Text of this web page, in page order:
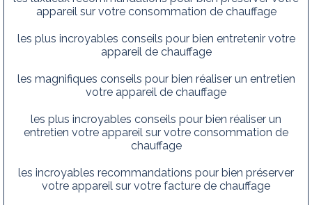
appareil sur votre consommation de chauffage
les plus incroyables conseils pour bien entretenir votre
appareil de chauffage
les magnifiques conseils pour bien réaliser un entretien
votre appareil de chauffage
les plus incroyables conseils pour bien réaliser un
entretien votre appareil sur votre consommation de
chauffage
les incroyables recommandations pour bien préserver
votre appareil sur votre facture de chauffage